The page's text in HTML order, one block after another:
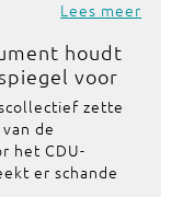
Lees meer
houdt
voor
zette
de
het CDU-
er schande